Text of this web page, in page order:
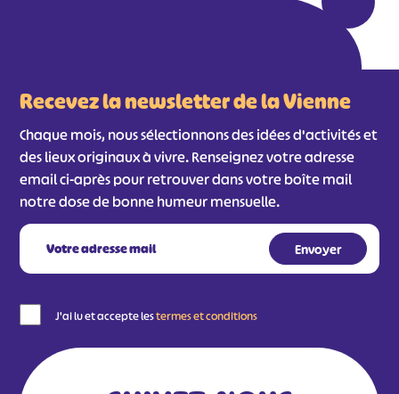
Recevez la newsletter de la Vienne
Chaque mois, nous sélectionnons des idées d'activités et
des lieux originaux à vivre. Renseignez votre adresse
email ci-après pour retrouver dans votre boîte mail
notre dose de bonne humeur mensuelle.
J'ai lu et accepte lestermes et conditions